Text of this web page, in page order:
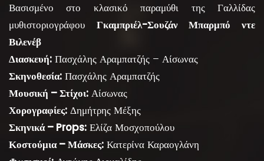
Βασισμένο στο κλασικό παραμύθι της Γαλλίδας
μυθιστοριογράφου Γκαμπριέλ-Σουζάν Μπαρμπό ντε
Βιλενέβ
Διασκευή: Πασχάλης Αραμπατζής – Αίσωνας
Σκηνοθεσία: Πασχάλης Αραμπατζής
Μουσική – Στίχοι: Αίσωνας
Χορογραφίες: Δημήτρης Μέξης
Σκηνικά – Props: Ελίζα Μοσχοπούλου
Κοστούμια – Μάσκες: Κατερίνα Καραογλάνη